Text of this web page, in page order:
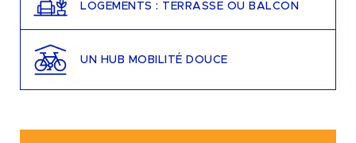
LOGEMENTS : TERRASSE OU BALCON
UN HUB MOBILITÉ DOUCE